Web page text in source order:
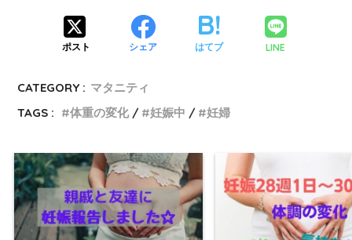
ポスト シェア はてブ LINE
CATEGORY : マタニティ
TAGS :
体重の変化 妊娠中 妊婦